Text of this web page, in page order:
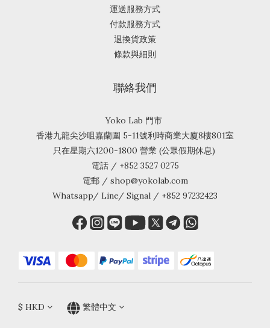
運送服務方式
付款服務方式
退換貨政策
條款與細則
聯絡我們
Yoko Lab 門市
香港九龍尖沙咀嘉蘭圍 5-11號利時商業大廈8樓801室
只在星期六1200-1800 營業 (公眾假期休息)
電話 / +852 3527 0275
電郵 / shop@yokolab.com
Whatsapp/ Line/ Signal / +852 97232423
$ HKD 繁體中文